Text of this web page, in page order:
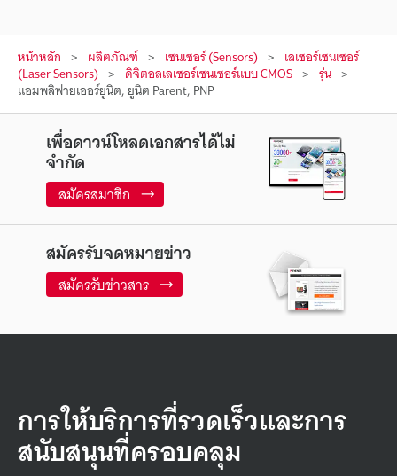
หน้าหลัก ผลิตภัณฑ์ เซนเซอร์ (Sensors) เลเซอร์เซนเซอร์
(Laser Sensors) ดิจิตอลเลเซอร์เซนเซอร์แบบ CMOS รุ่น
แอมพลิฟายเออร์ยูนิต, ยูนิต Parent, PNP
เพื่อดาวน์โหลดเอกสารได้ไม่
จำกัด
สมัครสมาชิก
สมัครรับจดหมายข่าว
สมัครรับข่าวสาร
การให้บริการที่รวดเร็วและการ
สนับสนุนที่ครอบคลุม